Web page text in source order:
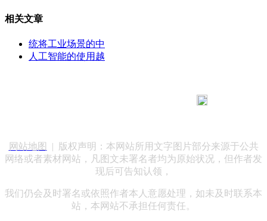
相关文章
统将工业场景的中
人工智能的使用越
网站地图
| 版权声明：本网站所用文字图片部分来源于公共
网络或者素材网站，凡图文未署名者均为原始状况，但作者发
现后可告知认领，
我们仍会及时署名或依照作者本人意愿处理，如未及时联系本
站，本网站不承担任何责任。